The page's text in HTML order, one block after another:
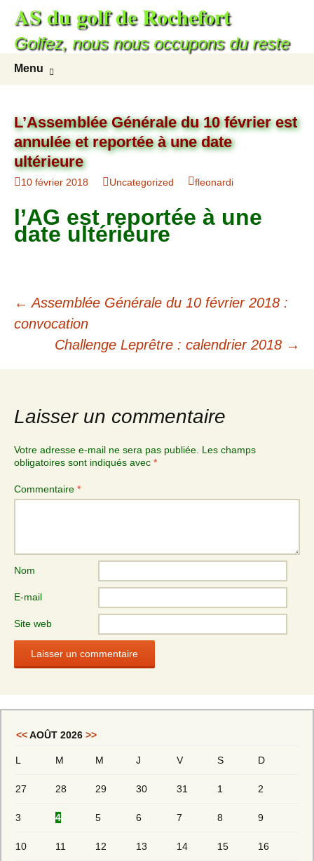
AS du golf de Rochefort
Golfez, nous nous occupons du reste
Menu
L’Assemblée Générale du 10 février est
annulée et reportée à une date
ultérieure
10 février 2018 Uncategorized fleonardi
l’AG est reportée à une
date ultérieure
← Assemblée Générale du 10 février 2018 :
convocation
Challenge Leprêtre : calendrier 2018 →
Laisser un commentaire
Votre adresse e-mail ne sera pas publiée. Les champs
obligatoires sont indiqués avec *
Commentaire *
Nom
E-mail
Site web
<<AOÛT 2026 >>
L M M J V S D
27 28 29 30 31 1 2
3 4 5 6 7 8 9
10 11 12 13 14 15 16